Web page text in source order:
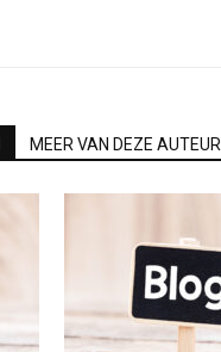
MEER VAN DEZE AUTEUR